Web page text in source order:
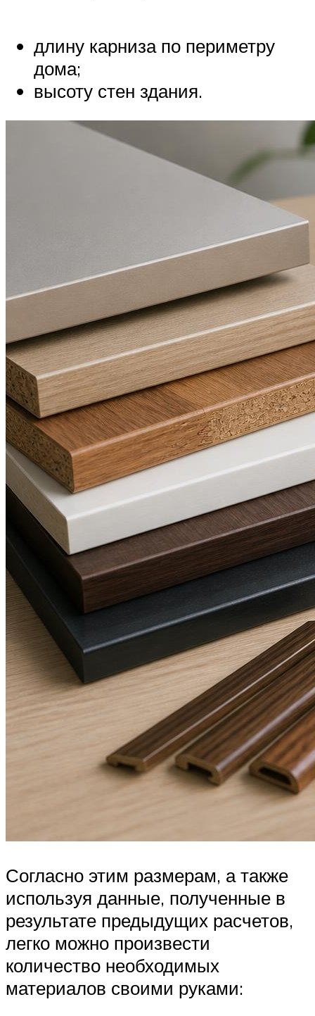
длину карниза по периметру
дома;
высоту стен здания.
Согласно этим размерам, а также
используя данные, полученные в
результате предыдущих расчетов,
легко можно произвести
количество необходимых
материалов своими руками: